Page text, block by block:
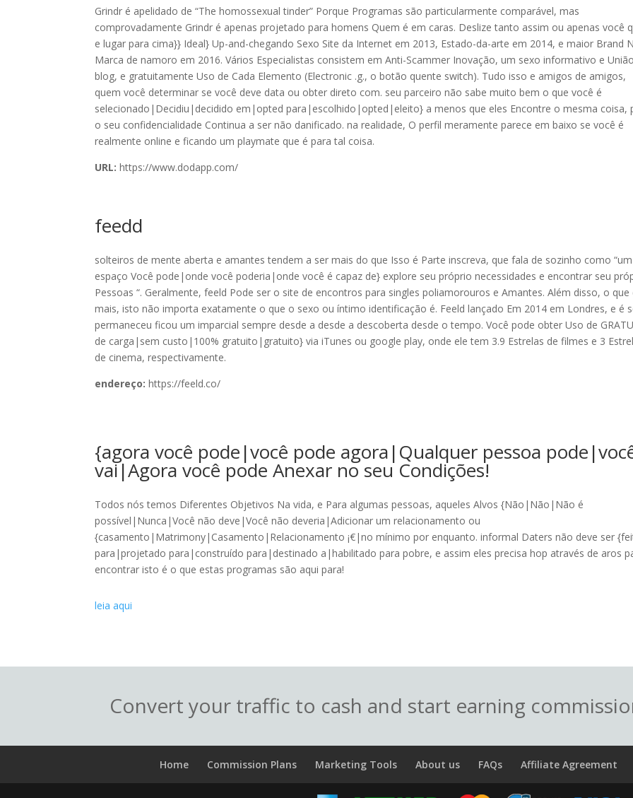
Grindr é apelidado de “The homossexual tinder” Porque Programas são particularmente comparável, mas
comprovadamente Grindr é apenas projetado para homens Quem é em caras. Deslize tanto assim ou apenas você
e lugar para cima}} Ideal} Up-and-chegando Sexo Site da Internet em 2013, Estado-da-arte em 2014, e maior Brand
Marca de namoro em 2016. Vários Especialistas consistem em Anti-Scammer Inovação, um sexo informativo e União
blog, e gratuitamente Uso de Cada Elemento (Electronic .g., o botão quente switch). Tudo isso e amigos de amigos,
quem você determinar se você deve data ou obter direto com. seu parceiro não sabe muito bem o que você é
selecionado|Decidiu|decidido em|opted para|escolhido|opted|eleito} a menos que eles Encontre o mesma coisa,
o seu confidencialidade Continua a ser não danificado. na realidade, O perfil meramente parece em baixo se você é
realmente online e ficando um playmate que é para tal coisa.
URL:https://www.dodapp.com/
feedd
solteiros de mente aberta e amantes tendem a ser mais do que Isso é Parte inscreva, que fala de sozinho como “um
espaço Você pode|onde você poderia|onde você é capaz de} explore seu próprio necessidades e encontrar seu
Pessoas “. Geralmente, feeld Pode ser o site de encontros para singles poliamorouros e Amantes. Além disso, o que
mais, isto não importa exatamente o que o sexo ou íntimo identificação é. Feeld lançado Em 2014 em Londres, e é
permaneceu ficou um imparcial sempre desde a desde a descoberta desde o tempo. Você pode obter Uso de
de carga|sem custo|100% gratuito|gratuito} via iTunes ou google play, onde ele tem 3.9 Estrelas de filmes e 3
de cinema, respectivamente.
endereço:https://feeld.co/
{agora você pode|você pode agora|Qualquer pessoa
vai|Agora você pode Anexar no seu Condições!
Todos nós temos Diferentes Objetivos Na vida, e Para algumas pessoas, aqueles Alvos {Não|Não|Não é
possível|Nunca|Você não deve|Você não deveria|Adicionar um relacionamento ou
{casamento|Matrimony|Casamento|Relacionamento ¡€|no mínimo por enquanto. informal Daters não deve ser
para|projetado para|construído para|destinado a|habilitado para pobre, e assim eles precisa hop através de aros
encontrar isto é o que estas programas são aqui para!
leia aqui
Convert your traffic to cash and start earning
Home Commission Plans Marketing Tools About us FAQs Affiliate Agreement